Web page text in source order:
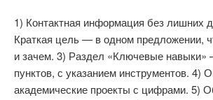
1) Контактная информация без лишних
Краткая цель — в одном предложении,
и зачем. 3) Раздел «Ключевые навыки»
пунктов, с указанием инструментов. 4)
академические проекты с цифрами. 5)